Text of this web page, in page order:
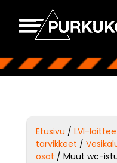
Etusivu / LVI-
tarvikkeet /
osat / Muut wc-